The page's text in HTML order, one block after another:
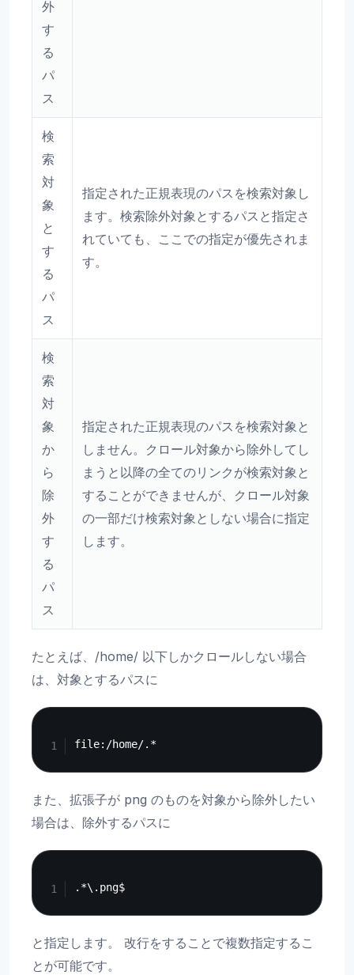
外
す
る
パ
ス
検
索
対
象
と
す
る
パ
ス
指定された正規表現のパスを検索対象し
ます。検索除外対象とするパスと指定さ
れていても、ここでの指定が優先されま
す。
検
索
対
象
か
ら
除
外
す
る
パ
ス
指定された正規表現のパスを検索対象と
しません。クロール対象から除外してし
まうと以降の全てのリンクが検索対象と
することができませんが、クロール対象
の一部だけ検索対象としない場合に指定
します。
たとえば、/home/ 以下しかクロールしない場合
は、対象とするパスに
また、拡張子が png のものを対象から除外したい
場合は、除外するパスに
と指定します。 改行をすることで複数指定するこ
とが可能です。